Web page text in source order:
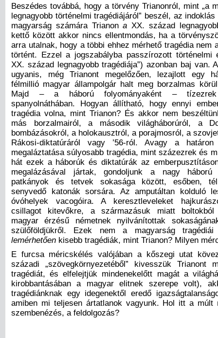
Beszédes továbbá, hogy a törvény Trianonról, mint „a
legnagyobb történelmi tragédiájáról” beszél, az
magyarság számára Trianona XX. század
kettő között akkor nincs ellentmondás, ha a
arra utalnak, hogy a többi ehhez mérhető tragédia nem
történt. Ezzel a jogszabályba passzírozott történelmi
XX. század legnagyobb tragédiája”) azonban baj van.
ugyanis, még Trianont megelőzően, lezajlott egy
félmillió magyar állampolgár halt meg borzalmas
Majd – a háború folyományaként –
spanyolnáthában. Hogyan állítható, hogy ennyi
tragédia volna, mint Trianon? És akkor nem
más borzalmairól, a második világháborúról, a
bombázásokról, a holokausztról, a porajmosról, a
Rákosi-diktatúráról vagy ’56-ról. Avagy a
megaláztatása súlyosabb tragédia, mint százezrek és
hát ezek a háborúk és diktatúrák az
megalázásával jártak, gondoljunk a nagy háború
patkányok és tetvek sokasága között, esőben,
senyvedő katonák sorsára. Az amputáltan kolduló
óvóhelyek vacogóira. A keresztleveleket
csillagot kitevőkre, a származásuk miatt
magyar érzésű németnek nyilvánítottak
szülőföldjükről. Ezek nem a magyarság
lemérhetően kisebb tragédiák, mint Trianon? Milyen
E furcsa méricskélés valójában a kőszegi utat
századi „szövegkörnyezetéből” kivesszük Trianont
tragédiát, és elfelejtjük mindenekelőtt magát a
kirobbantásában a magyar elitnek szerepe volt),
tragédiánknak egy idegenektől eredő
amiben mi teljesen ártatlanok vagyunk. Hol itt a múlt
szembenézés, a feldolgozás?